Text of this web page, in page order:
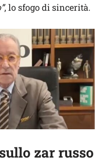
, lo sfogo di sincerità.
zar russo